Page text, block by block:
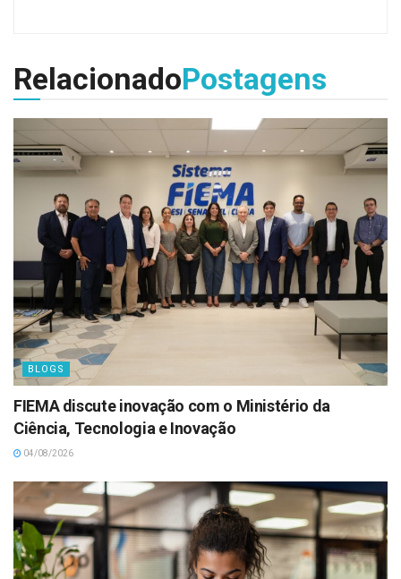
RelacionadoPostagens
BLOGS
FIEMA discute inovação com o Ministério da
Ciência, Tecnologia e Inovação
04/08/2026